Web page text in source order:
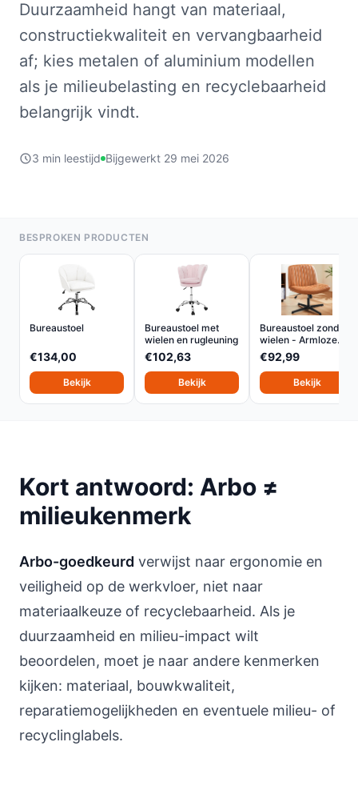
Duurzaamheid hangt van materiaal,
constructiekwaliteit en vervangbaarheid
af; kies metalen of aluminium modellen
als je milieubelasting en recyclebaarheid
belangrijk vindt.
3 min leestijd Bijgewerkt 29 mei 2026
BESPROKEN PRODUCTEN
Bureaustoel
€134,00
Bekijk
Bureaustoel met
wielen en rugleuning
€102,63
Bekijk
Bureaustoel zonder
wielen - Armloze
Ka...
€92,99
Bekijk
Kort antwoord: Arbo ≠
milieukenmerk
Arbo-goedkeurd verwijst naar ergonomie en
veiligheid op de werkvloer, niet naar
materiaalkeuze of recyclebaarheid. Als je
duurzaamheid en milieu-impact wilt
beoordelen, moet je naar andere kenmerken
kijken: materiaal, bouwkwaliteit,
reparatiemogelijkheden en eventuele milieu- of
recyclinglabels.